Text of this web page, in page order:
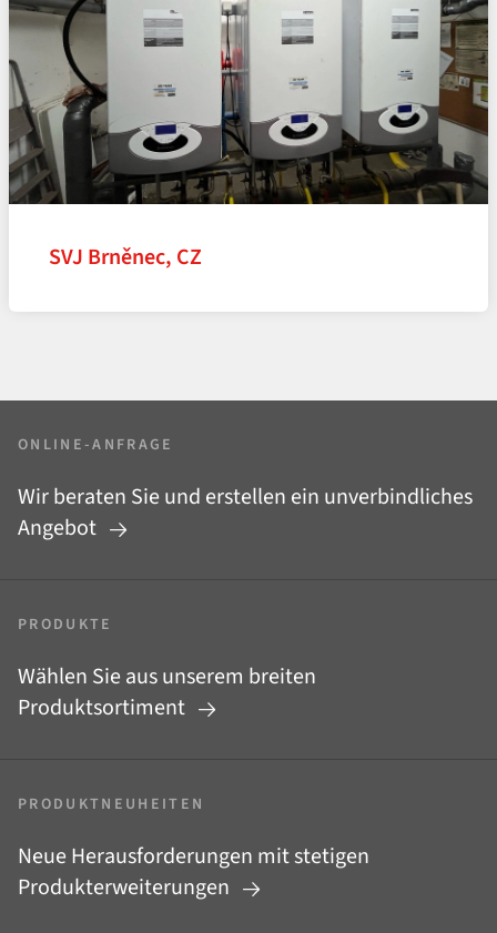
SVJ Brněnec, CZ
ONLINE-ANFRAGE
Wir beraten Sie und erstellen ein unverbindliches
Angebot
PRODUKTE
Wählen Sie aus unserem breiten
Produktsortiment
PRODUKTNEUHEITEN
Neue Herausforderungen mit stetigen
Produkterweiterungen